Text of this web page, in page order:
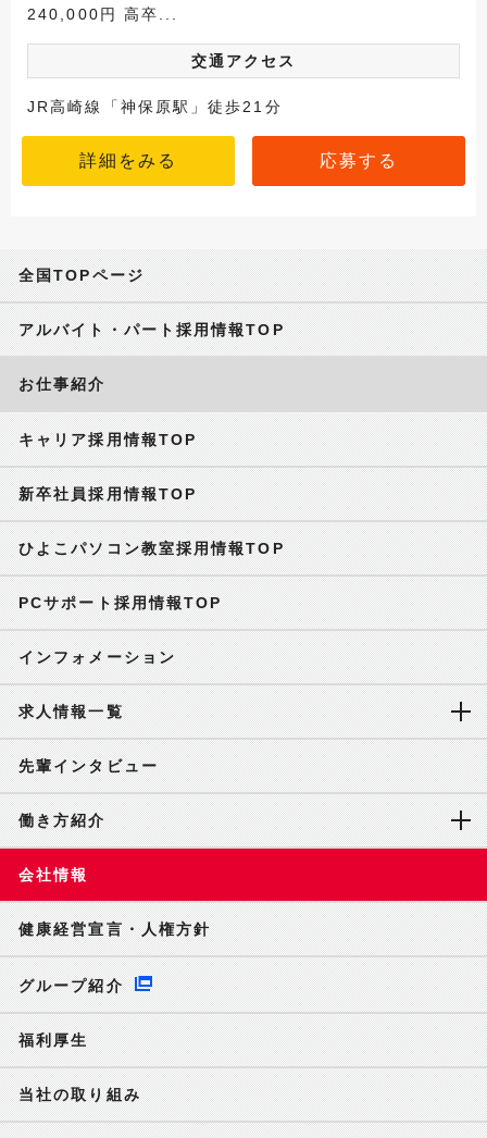
240,000円 高卒...
交通アクセス
JR高崎線「神保原駅」徒歩21分
詳細をみる 応募する
全国TOPページ
アルバイト・パート採用情報TOP
お仕事紹介
キャリア採用情報TOP
新卒社員採用情報TOP
ひよこパソコン教室採用情報TOP
PCサポート採用情報TOP
インフォメーション
求人情報一覧
先輩インタビュー
働き方紹介
会社情報
健康経営宣言・人権方針
グループ紹介
福利厚生
当社の取り組み